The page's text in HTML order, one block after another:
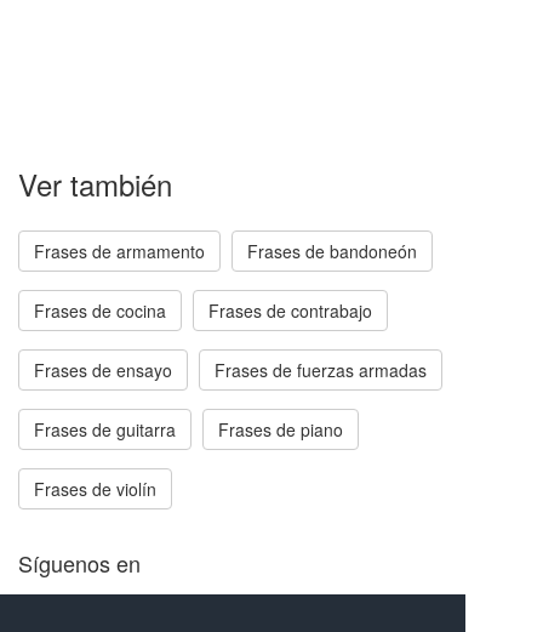
Ver también
Frases de armamento Frases de bandoneón
Frases de cocina Frases de contrabajo
Frases de ensayo Frases de fuerzas armadas
Frases de guitarra Frases de piano
Frases de violín
Síguenos en